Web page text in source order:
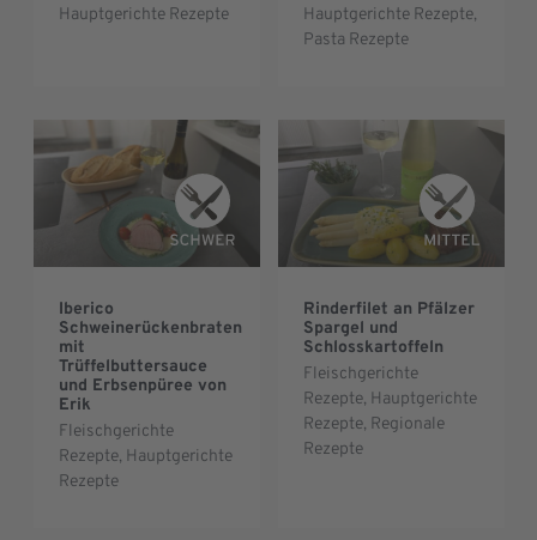
Hauptgerichte Rezepte
Hauptgerichte Rezepte,
Pasta Rezepte
Iberico
Schweinerückenbraten
mit
Trüffelbuttersauce
und Erbsenpüree von
Erik
Fleischgerichte
Rezepte, Hauptgerichte
Rezepte
Rinderfilet an Pfälzer
Spargel und
Schlosskartoffeln
Fleischgerichte
Rezepte, Hauptgerichte
Rezepte, Regionale
Rezepte